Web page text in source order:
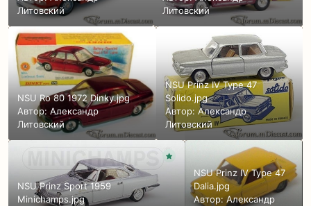
Литовский
Литовский
NSU Ro 80 1972 Dinky.jpg
Автор: Александр
Литовский
NSU Prinz IV Type 47
Solido.jpg
Автор:Александр
Литовский
NSU Prinz Sport 1959
Minichamps.jpg
NSU Prinz IV Type 47
Dalia.jpg
Автор:Александр